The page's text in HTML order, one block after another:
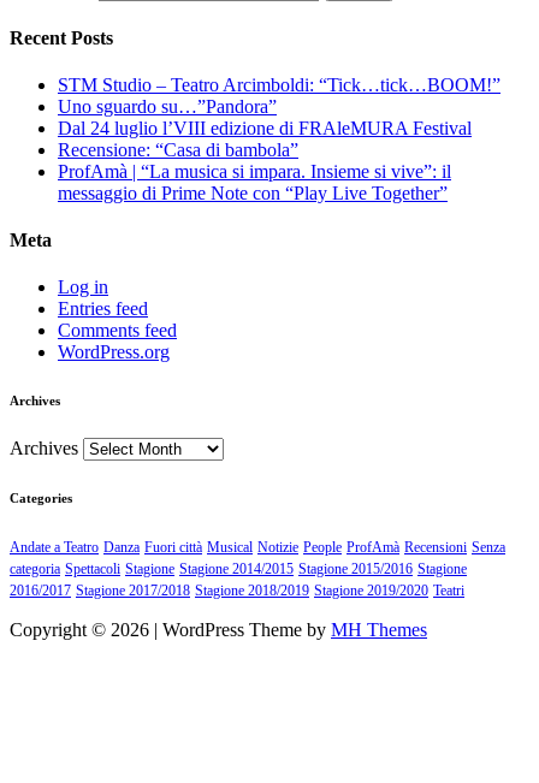
Recent Posts
STM Studio – Teatro Arcimboldi: “Tick…tick…BOOM!”
Uno sguardo su…”Pandora”
Dal 24 luglio l’VIII edizione di FRAleMURA Festival
Recensione: “Casa di bambola”
ProfAmà | “La musica si impara. Insieme si vive”: il
messaggio di Prime Note con “Play Live Together”
Meta
Log in
Entries feed
Comments feed
WordPress.org
Archives
Archives
Categories
Andate a Teatro Danza Fuori città Musical Notizie People ProfAmà Recensioni Senza
categoria Spettacoli Stagione Stagione 2014/2015 Stagione 2015/2016 Stagione
2016/2017 Stagione 2017/2018 Stagione 2018/2019 Stagione 2019/2020 Teatri
Copyright © 2026 | WordPress Theme by MH Themes